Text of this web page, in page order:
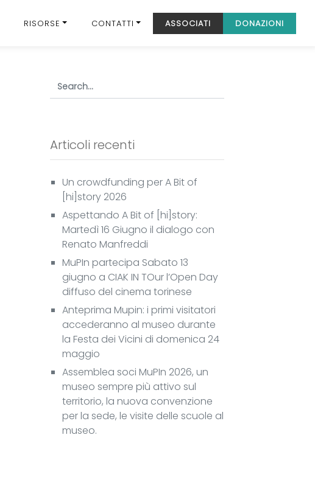
RISORSE CONTATTI ASSOCIATI DONAZIONI
Articoli recenti
Un crowdfunding per A Bit of
[hi]story 2026
Aspettando A Bit of [hi]story:
Martedì 16 Giugno il dialogo con
Renato Manfreddi
MuPIn partecipa Sabato 13
giugno a CIAK IN TOur l’Open Day
diffuso del cinema torinese
Anteprima Mupin: i primi visitatori
accederanno al museo durante
la Festa dei Vicini di domenica 24
maggio
Assemblea soci MuPIn 2026, un
museo sempre più attivo sul
territorio, la nuova convenzione
per la sede, le visite delle scuole al
museo.